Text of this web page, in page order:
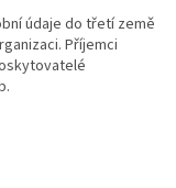
údaje do třetí země
Příjemci